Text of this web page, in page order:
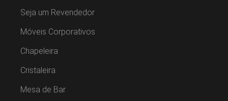
Seja um Revendedor
Móveis Corporativos
Chapeleira
Cristaleira
Mesa de Bar